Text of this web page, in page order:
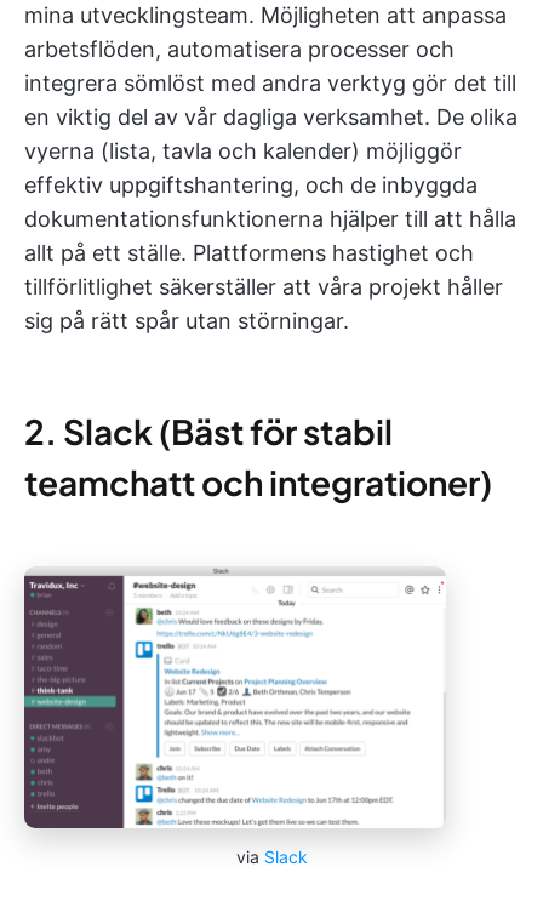
mina utvecklingsteam. Möjligheten att anpassa
arbetsflöden, automatisera processer och
integrera sömlöst med andra verktyg gör det till
en viktig del av vår dagliga verksamhet. De olika
vyerna (lista, tavla och kalender) möjliggör
effektiv uppgiftshantering, och de inbyggda
dokumentationsfunktionerna hjälper till att hålla
allt på ett ställe. Plattformens hastighet och
tillförlitlighet säkerställer att våra projekt håller
sig på rätt spår utan störningar.
2. Slack (Bäst för stabil
teamchatt och integrationer)
via Slack